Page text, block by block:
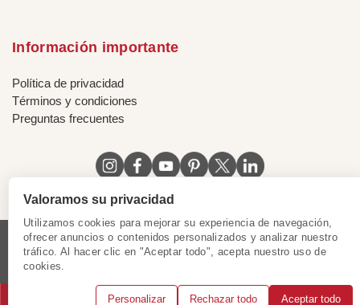
Información importante
Política de privacidad
Términos y condiciones
Preguntas frecuentes
Licencia de Vietnam | Certificado de Singapur
|
Certificado de Hong Kong, China
© 2018 - 2025 Mundo Asia. Reservados todos los derechos.
Valoramos su privacidad
Utilizamos cookies para mejorar su experiencia de navegación,
ofrecer anuncios o contenidos personalizados y analizar nuestro
tráfico. Al hacer clic en "Aceptar todo", acepta nuestro uso de
cookies.
Personalizar Rechazar todo Aceptar todo